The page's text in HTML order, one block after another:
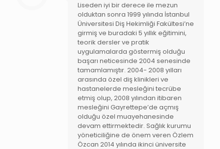
Liseden iyi bir derece ile mezun
olduktan sonra 1999 yılında İstanbul
Üniversitesi Diş Hekimliği Fakültesi’ne
girmiş ve buradaki 5 yıllık eğitimini,
teorik dersler ve pratik
uygulamalarda göstermiş olduğu
başarı neticesinde 2004 senesinde
tamamlamıştır. 2004- 2008 yılları
arasında özel diş klinikleri ve
hastanelerde mesleğini tecrübe
etmiş olup, 2008 yılından itibaren
mesleğini Gayrettepe’de açmış
olduğu özel muayehanesinde
devam ettirmektedir. Sağlık kurumu
yöneticiliğine de önem veren Özlem
Özcan 2014 yılında ikinci üniversite